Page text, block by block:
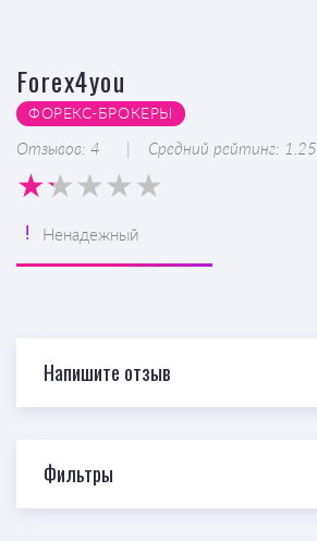
Forex4you
ФОРЕКС-БРОКЕРЫ
Отзывов: 4 Средний рейтинг: 1.25
Ненадежный
Напишите отзыв
Фильтры